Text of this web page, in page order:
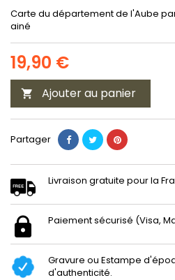
Carte du département de l'Aube
ainé
19,90 €
 Ajouter au panier
Partager
Livraison gratuite pour la
Paiement sécurisé (Visa,
Gravure ou Estampe
d'authenticité.